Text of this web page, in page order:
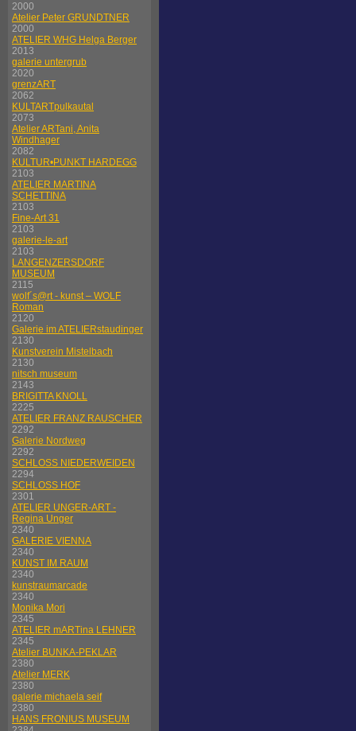
2000
Atelier Peter GRUNDTNER
2000
ATELIER WHG Helga Berger
2013
galerie untergrub
2020
grenzART
2062
KULTARTpulkautal
2073
Atelier ARTani, Anita
Windhager
2082
KULTUR•PUNKT HARDEGG
2103
ATELIER MARTINA
SCHETTINA
2103
Fine-Art 31
2103
galerie-le-art
2103
LANGENZERSDORF
MUSEUM
2115
wolf´s@rt - kunst – WOLF
Roman
2120
Galerie im ATELIERstaudinger
2130
Kunstverein Mistelbach
2130
nitsch museum
2143
BRIGITTA KNOLL
2225
ATELIER FRANZ RAUSCHER
2292
Galerie Nordweg
2292
SCHLOSS NIEDERWEIDEN
2294
SCHLOSS HOF
2301
ATELIER UNGER-ART -
Regina Unger
2340
GALERIE VIENNA
2340
KUNST IM RAUM
2340
kunstraumarcade
2340
Monika Mori
2345
ATELIER mARTina LEHNER
2345
Atelier BUNKA-PEKLAR
2380
Atelier MERK
2380
galerie michaela seif
2380
HANS FRONIUS MUSEUM